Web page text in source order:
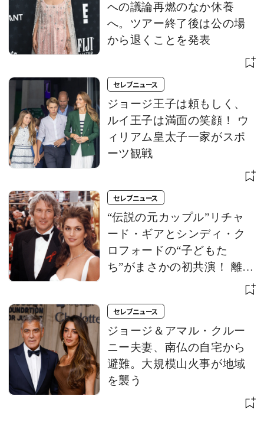
への議論再燃のなか休養
へ。ツアー終了後は公の場
から退くことを発表
セレブニュース
ジョージ王子は頼もしく、
ルイ王子は満面の笑顔！ ウ
ィリアム皇太子一家がスポ
ーツ観戦
セレブニュース
“伝説の元カップル”リチャ
ード・ギアとシンディ・ク
ロフォードの“子どもた
ち”がまさかの初共演！ 離婚
から約30年、次世代スター
セレブニュース
ジョージ＆アマル・クルー
ニー夫妻、南仏の自宅から
避難。大規模山火事が地域
を襲う